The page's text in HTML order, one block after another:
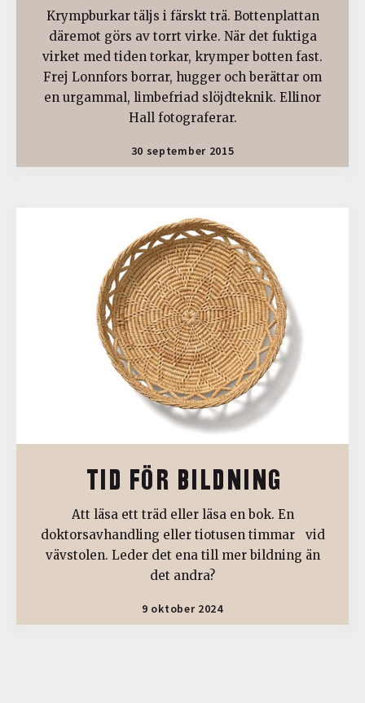
Krympburkar täljs i färskt trä. Bottenplattan
däremot görs av torrt virke. När det fuktiga
virket med tiden torkar, krymper botten fast.
Frej Lonnfors borrar, hugger och berättar om
en urgammal, limbefriad slöjdteknik. Ellinor
Hall fotograferar.
30 september 2015
TID FÖR BILDNING
Att läsa ett träd eller läsa en bok. En
doktorsavhandling eller tiotusen timmar vid
vävstolen. Leder det ena till mer bildning än
det andra?
9 oktober 2024